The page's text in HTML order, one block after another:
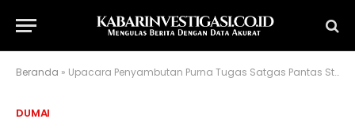
Beranda » Upacara Penyambutan Purna Tugas Satgas Pantas Statis RI – PNG Batalyon Infanteri 131/BRS TA 2024 – 2025
DUMAI